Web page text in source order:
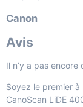
Canon
Avis
Il n’y a pas encore
Soyez le premier à
CanoScan LiDE